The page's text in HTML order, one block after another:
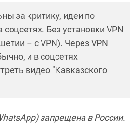
за критику, идеи по
Без установки VPN
– с VPN). Через VPN
и в соцсетях
видео "Кавказского
запрещена в России.